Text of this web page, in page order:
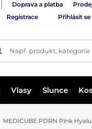
Doprava a platba
Registrace Přihlásit se
Např. produkt, kategorie
Vlasy Slunce
MEDICUBE PDRN Pink